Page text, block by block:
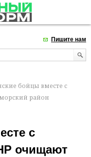
Пишите нам
бойцы вместе с
район
с
очищают